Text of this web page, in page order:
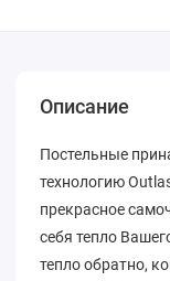
Описание
Постельные
технологию
прекрасное
себя тепло
тепло обратно,